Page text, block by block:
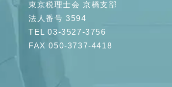
東京税理士会 京橋支部
法人番号 3594
TEL 03-3527-3756
FAX 050-3737-4418